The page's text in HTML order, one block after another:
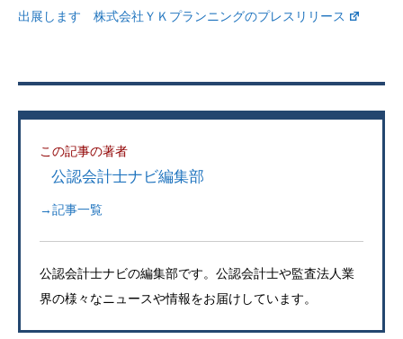
出展します 株式会社ＹＫプランニングのプレスリリース
この記事の著者
公認会計士ナビ編集部
→記事一覧
公認会計士ナビの編集部です。公認会計士や監査法人業
界の様々なニュースや情報をお届けしています。